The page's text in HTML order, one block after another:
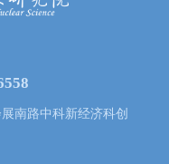
南路中科新经济科创